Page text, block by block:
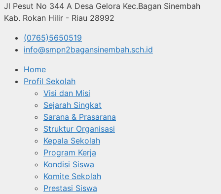
Jl Pesut No 344 A Desa Gelora Kec.Bagan Sinembah
Kab. Rokan Hilir - Riau 28992
(0765)5650519
info@smpn2bagansinembah.sch.id
Home
Profil Sekolah
Visi dan Misi
Sejarah Singkat
Sarana & Prasarana
Struktur Organisasi
Kepala Sekolah
Program Kerja
Kondisi Siswa
Komite Sekolah
Prestasi Siswa